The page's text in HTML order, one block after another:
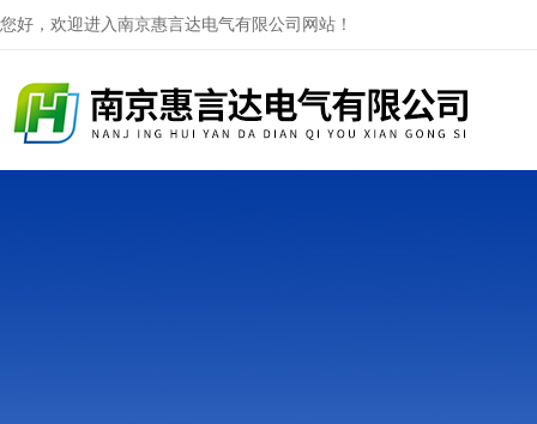
您好，欢迎进入南京惠言达电气有限公司网站！